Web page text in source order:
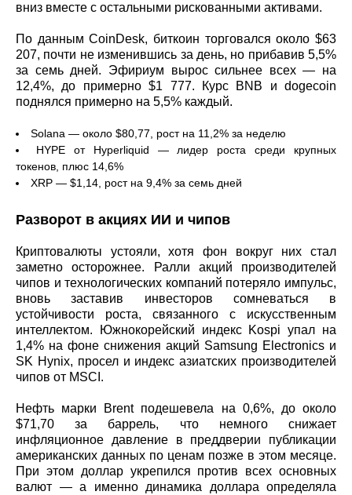
вниз вместе с остальными рискованными активами.
По данным CoinDesk, биткоин торговался около $63
207, почти не изменившись за день, но прибавив 5,5%
за семь дней. Эфириум вырос сильнее всех — на
12,4%, до примерно $1 777. Курс BNB и dogecoin
поднялся примерно на 5,5% каждый.
Solana — около $80,77, рост на 11,2% за неделю
HYPE от Hyperliquid — лидер роста среди крупных
токенов, плюс 14,6%
XRP — $1,14, рост на 9,4% за семь дней
Разворот в акциях ИИ и чипов
Криптовалюты устояли, хотя фон вокруг них стал
заметно осторожнее. Ралли акций производителей
чипов и технологических компаний потеряло импульс,
вновь заставив инвесторов сомневаться в
устойчивости роста, связанного с искусственным
интеллектом. Южнокорейский индекс Kospi упал на
1,4% на фоне снижения акций Samsung Electronics и
SK Hynix, просел и индекс азиатских производителей
чипов от MSCI.
Нефть марки Brent подешевела на 0,6%, до около
$71,70 за баррель, что немного снижает
инфляционное давление в преддверии публикации
американских данных по ценам позже в этом месяце.
При этом доллар укрепился против всех основных
валют — а именно динамика доллара определяла